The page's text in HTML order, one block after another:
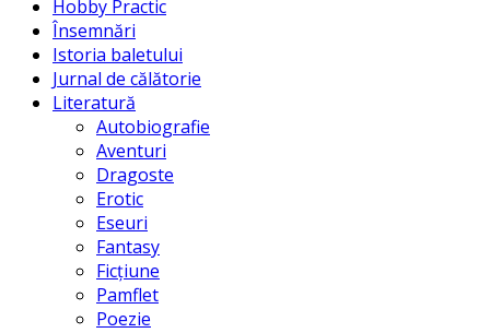
Hobby Practic
Însemnări
Istoria baletului
Jurnal de călătorie
Literatură
Autobiografie
Aventuri
Dragoste
Erotic
Eseuri
Fantasy
Ficțiune
Pamflet
Poezie